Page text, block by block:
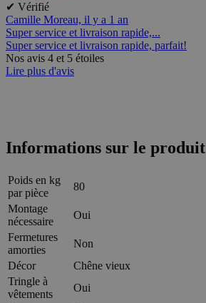
✔ Vérifié
Camille Moreau, il y a 1 an
Super service et livraison rapide,...
Super service et livraison rapide, parfait!
Nos avis 4 et 5 étoiles
Lire plus d'avis
Informations sur le produit
Poids en kg
par pièce
80
Montage
nécessaire
Oui
Fermetures
amorties
Non
Décor
Chêne vieux
Tringle à
vêtements
Oui